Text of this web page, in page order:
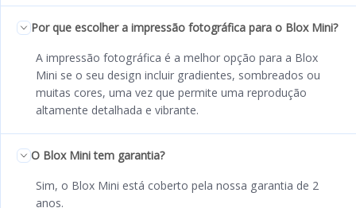
Por que escolher a impressão fotográfica para o Blox Mini?
A impressão fotográfica é a melhor opção para a Blox
Mini se o seu design incluir gradientes, sombreados ou
muitas cores, uma vez que permite uma reprodução
altamente detalhada e vibrante.
O Blox Mini tem garantia?
Sim, o Blox Mini está coberto pela nossa garantia de 2
anos.